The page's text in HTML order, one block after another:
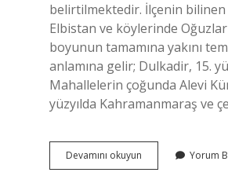
belirtilmektedir. İlçenin bilinen
Elbistan ve köylerinde
boyunun tamamına yakını
anlamına gelir; Dulkadir, 15.
Mahallelerin çoğunda Alevi
yüzyılda Kahramanmaraş ve
Devamını okuyun
Hangi
Yorum